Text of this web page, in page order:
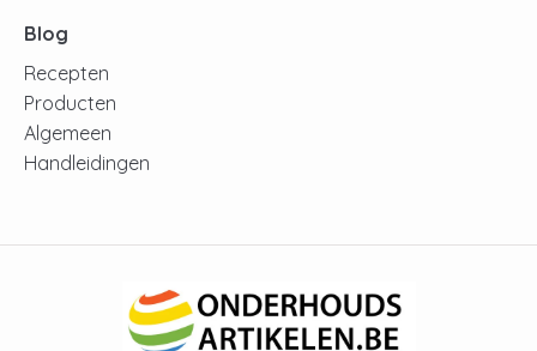
Blog
Recepten
Producten
Algemeen
Handleidingen